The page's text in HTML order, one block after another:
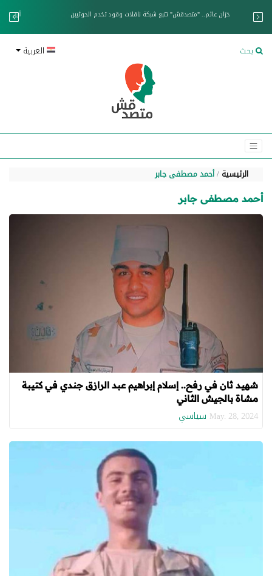
خزان عائم.. "متصدقش" تتبع شبكة ناقلات وقود تخدم الحوثيين
بحث العربية
الرئيسية أحمد مصطفى جابر
أحمد مصطفى جابر
شهيد ثان في رفح.. إسلام إبراهيم عبد الرازق جندي في كتيبة
مشاة بالجيش الثاني
May. 28, 2024 سياسي